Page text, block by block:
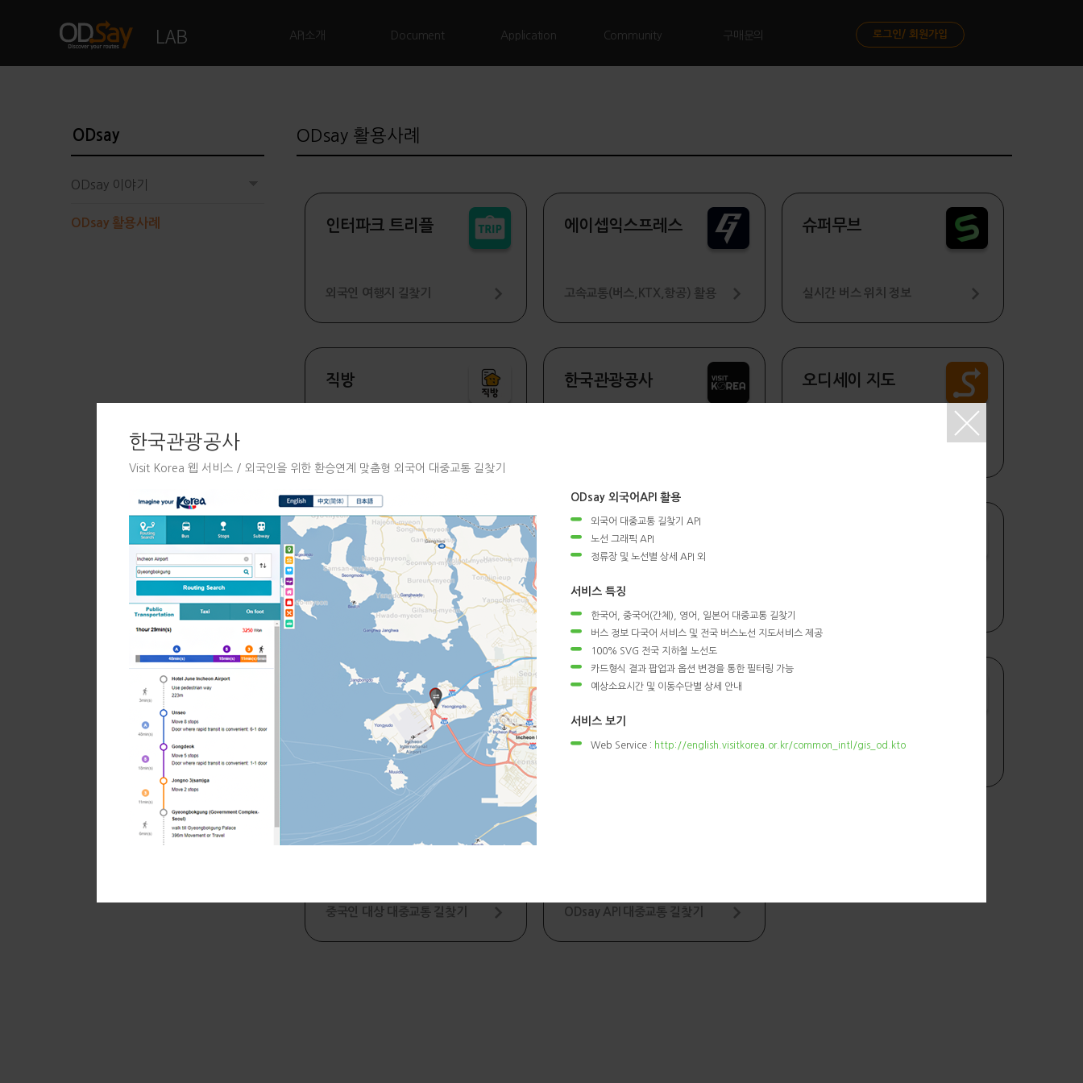
API소개 Document Application Community 구매문의 로그인/ 회원가입
ODsay
ODsay 이야기
ODsay 활용사례
ODsay 활용사례
인터파크 트리플
외국인 여행지 길찾기
에이셉익스프레스
고속교통(버스,KTX,항공) 활용
슈퍼무브
실시간 버스 위치 정보
직방 한국관광공사 오디세이 지도
Korea Transit Guide
지도 기반 다국어 길찾기
신라면세점
Bixby 언제와U
삼성전자 Bixby 대중교통 길찾기
KB국민은행 Liiv ON
(주)신화국제
중국인 대상 대중교통 길찾기 ODsay API 대중교통 길찾기
한국관광공사
Visit Korea 웹 서비스 / 외국인을 위한 환승연계 맞춤형 외국어 대중교통 길찾기
ODsay 외국어API 활용
외국어 대중교통 길찾기 API
노선 그래픽 API
정류장 및 노선별 상세 API 외
서비스 특징
한국어, 중국어(간체), 영어, 일본어 대중교통 길찾기
버스 정보 다국어 서비스 및 전국 버스노선 지도서비스 제공
100% SVG 전국 지하철 노선도
카드형식 결과 팝업과 옵션 변경을 통한 필터링 가능
예상소요시간 및 이동수단별 상세 안내
서비스 보기
Web Service : http://english.visitkorea.or.kr/common_intl/gis_od.kto